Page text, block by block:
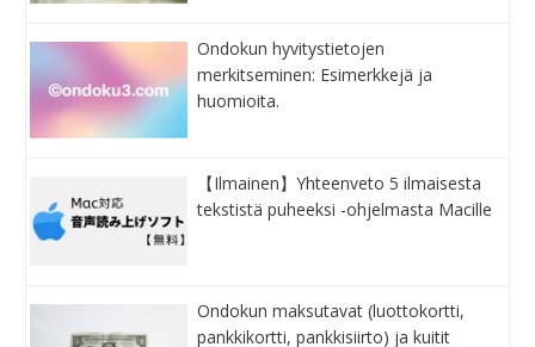
Ondokun hyvitystietojen
merkitseminen: Esimerkkejä ja
huomioita.
【Ilmainen】Yhteenveto 5 ilmaisesta
tekstistä puheeksi -ohjelmasta Macille
Ondokun maksutavat (luottokortti,
pankkikortti, pankkisiirto) ja kuitit